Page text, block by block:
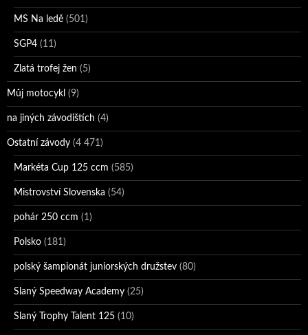
MS Na ledě (501)
SGP4 (11)
Zlatá trofej žen (5)
Můj motocykl (9)
na jiných závodištích (4)
Ostatní závody (4 471)
Markéta Cup 125 ccm (585)
Mistrovství Slovenska (54)
pohár 250 ccm (1)
Polsko (181)
polský šampionát juniorských družstev (80)
Slaný Speedway Academy (25)
Slaný Trophy Talent 125 (10)